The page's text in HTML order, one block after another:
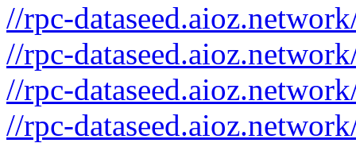
//rpc-
//rpc-
//rpc-
//rpc-